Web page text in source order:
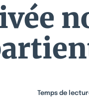
Temps de